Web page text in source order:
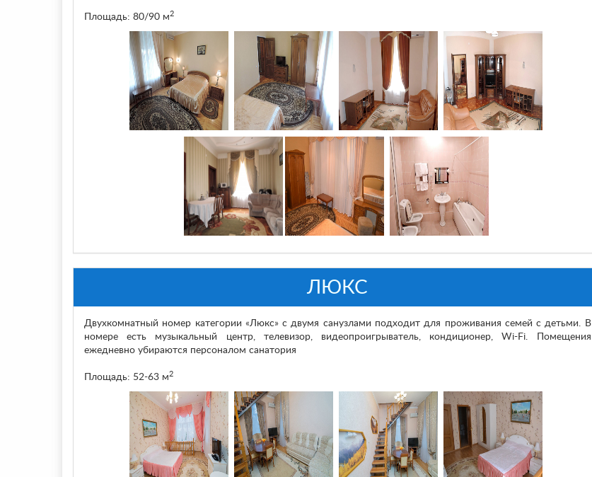
Площадь: 80/90 м 2
ЛЮКС
Двухкомнатный номер категории «Люкс» с двумя санузлами подходит для проживания семей с детьми. В
номере есть музыкальный центр, телевизор, видеопроигрыватель, кондиционер, Wi-Fi. Помещения
ежедневно убираются персоналом санатория
Площадь: 52-63 м 2